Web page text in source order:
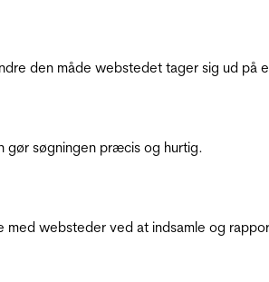
den måde webstedet tager sig ud på
gør søgningen præcis og hurtig.
websteder ved at indsamle og